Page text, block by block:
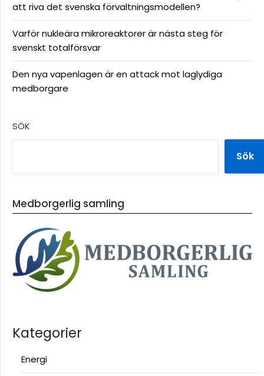
att riva det svenska förvaltningsmodellen?
Varför nukleära mikroreaktorer är nästa steg för
svenskt totalförsvar
Den nya vapenlagen är en attack mot laglydiga
medborgare
SÖK
Sök
Medborgerlig samling
Kategorier
Energi